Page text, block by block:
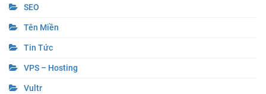
SEO
Tên Miền
Tin Tức
VPS – Hosting
Vultr